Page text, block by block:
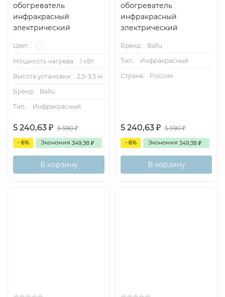
обогреватель
инфракрасный
электрический
Цвет.:
Мощность нагрева:
1 кВт
Высота установки:
2,5-3,5 м
Бренд:
Ballu
Тип.:
Инфракрасный
5 240,63 ₽ 5 590₽
- 6% Экономия 349,38 ₽
В корзину
обогреватель
инфракрасный
электрический
Бренд:
Ballu
Тип.:
Инфракрасный
Страна:
Россия
5 240,63 ₽ 5 590₽
- 6% Экономия 349,38 ₽
В корзину